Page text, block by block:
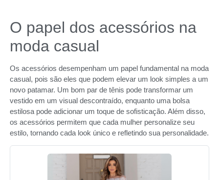
O papel dos acessórios na
moda casual
Os acessórios desempenham um papel fundamental na moda
casual, pois são eles que podem elevar um look simples a um
novo patamar. Um bom par de tênis pode transformar um
vestido em um visual descontraído, enquanto uma bolsa
estilosa pode adicionar um toque de sofisticação. Além disso,
os acessórios permitem que cada mulher personalize seu
estilo, tornando cada look único e refletindo sua personalidade.